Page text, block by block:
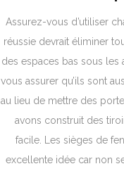
Assurez-vous d’utiliser
réussie devrait éliminer
des espaces bas sous
vous assurer qu’ils sont
au lieu de mettre des
avons construit des
facile.
Les sièges de
excellente idée car non